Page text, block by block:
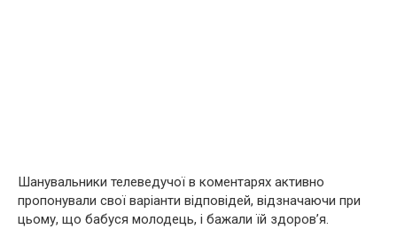
Шанувальники телеведучої в коментарях активно
пропонували свої варіанти відповідей, відзначаючи при
цьому, що бабуся молодець, і бажали їй здоров’я.